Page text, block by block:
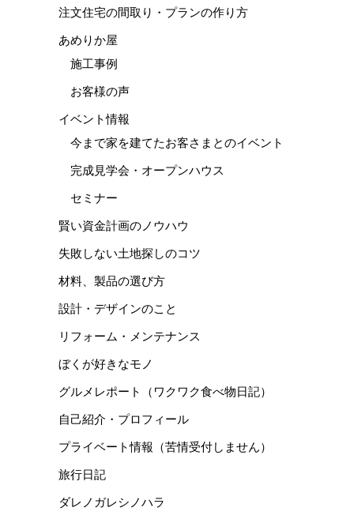
注文住宅の間取り・プランの作り方
あめりか屋
施工事例
お客様の声
イベント情報
今まで家を建てたお客さまとのイベント
完成見学会・オープンハウス
セミナー
賢い資金計画のノウハウ
失敗しない土地探しのコツ
材料、製品の選び方
設計・デザインのこと
リフォーム・メンテナンス
ぼくが好きなモノ
グルメレポート（ワクワク食べ物日記）
自己紹介・プロフィール
プライベート情報（苦情受付しません）
旅行日記
ダレノガレシノハラ